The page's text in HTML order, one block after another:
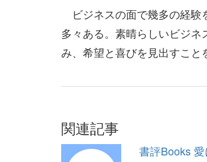
ビジネスの面で幾多の経験
多々ある。素晴らしいビジ
み、希望と喜びを見出すこと
関連記事
書評Books